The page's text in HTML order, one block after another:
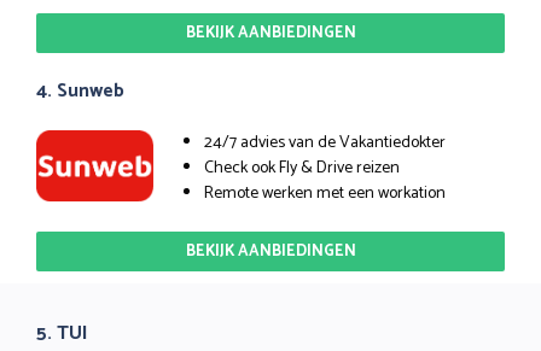
BEKIJK AANBIEDINGEN
4. Sunweb
24/7 advies van de Vakantiedokter
Check ook Fly & Drive reizen
Remote werken met een workation
BEKIJK AANBIEDINGEN
5. TUI